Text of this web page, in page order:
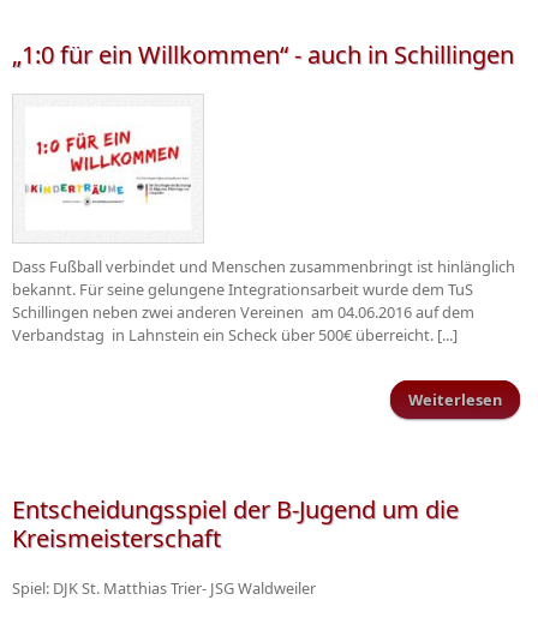
„1:0 für ein Willkommen“ - auch in Schillingen
Dass Fußball verbindet und Menschen zusammenbringt ist hinlänglich
bekannt. Für seine gelungene Integrationsarbeit wurde dem TuS
Schillingen neben zwei anderen Vereinen am 04.06.2016 auf dem
Verbandstag in Lahnstein ein Scheck über 500€ überreicht. [...]
Weiterlesen
Entscheidungsspiel der B-Jugend um die
Kreismeisterschaft
Spiel: DJK St. Matthias Trier- JSG Waldweiler